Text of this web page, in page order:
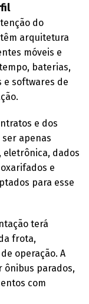
do
arquitetura
móveis e
baterias,
e softwares de
e dos
apenas
eletrônica, dados
e
para esse
terá
frota,
operação. A
ônibus parados,
com